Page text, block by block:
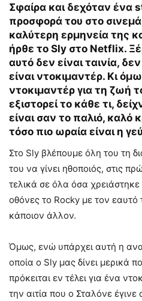
Σφαίρα και δεχόταν ένα
προσφορά του στο
καλύτερη ερμηνεία της
ήρθε το Sly στο Netflix.
αυτό δεν είναι ταινία,
είναι ντοκιμαντέρ. Κι
ντοκιμαντέρ για τη ζωή
εξιστορεί το κάθε τι,
είναι σαν το παλιό, καλό
τόσο πιο ωραία είναι η
Στο Sly βλέπουμε όλη του τη
του να γίνει ηθοποιός, στις
τελικά σε όλα όσα χρειάστηκε
οθόνες το Rocky με τον εαυτό
κάποιον άλλον.
Όμως, ενώ υπάρχει αυτή η
οποία ο Sly μας δίνει μερικά
πρόκειται εν τέλει για ένα
την αιτία που ο Σταλόνε έγινε